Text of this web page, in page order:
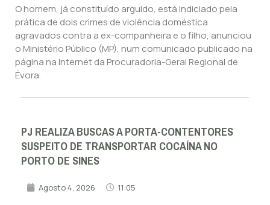
O homem, já constituído arguido, está indiciado pela
prática de dois crimes de violência doméstica
agravados contra a ex-companheira e o filho, anunciou
o Ministério Público (MP), num comunicado publicado na
página na Internet da Procuradoria-Geral Regional de
Évora.
PJ REALIZA BUSCAS A PORTA-CONTENTORES
SUSPEITO DE TRANSPORTAR COCAÍNA NO
PORTO DE SINES
Agosto 4, 2026 11:05